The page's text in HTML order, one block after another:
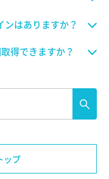
ップ
はありますか？
得できますか？